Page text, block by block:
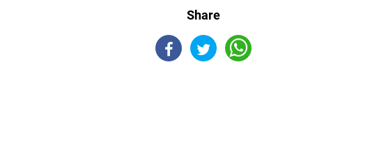
Share